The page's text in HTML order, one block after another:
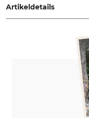
Artikeldetails